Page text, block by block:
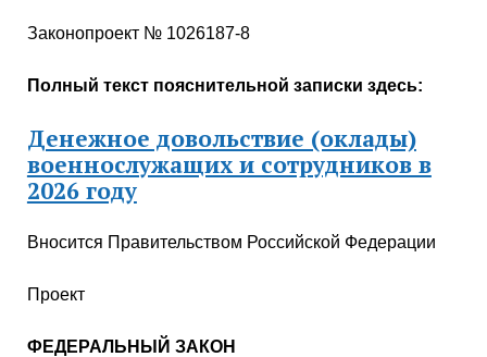
Законопроект № 1026187-8
Полный текст пояснительной записки здесь:
Денежное довольствие (оклады)
военнослужащих и сотрудников в
2026 году
Вносится Правительством Российской Федерации
Проект
ФЕДЕРАЛЬНЫЙ ЗАКОН